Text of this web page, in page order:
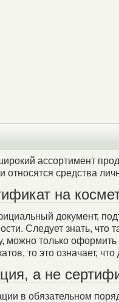
ассортимент
относятся средства
на
документ,
Следует знать,
можно только
то это означает,
а не
в обязательном